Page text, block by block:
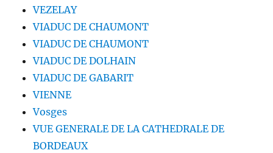
VEZELAY
VIADUC DE CHAUMONT
VIADUC DE CHAUMONT
VIADUC DE DOLHAIN
VIADUC DE GABARIT
VIENNE
Vosges
VUE GENERALE DE LA CATHEDRALE DE
BORDEAUX